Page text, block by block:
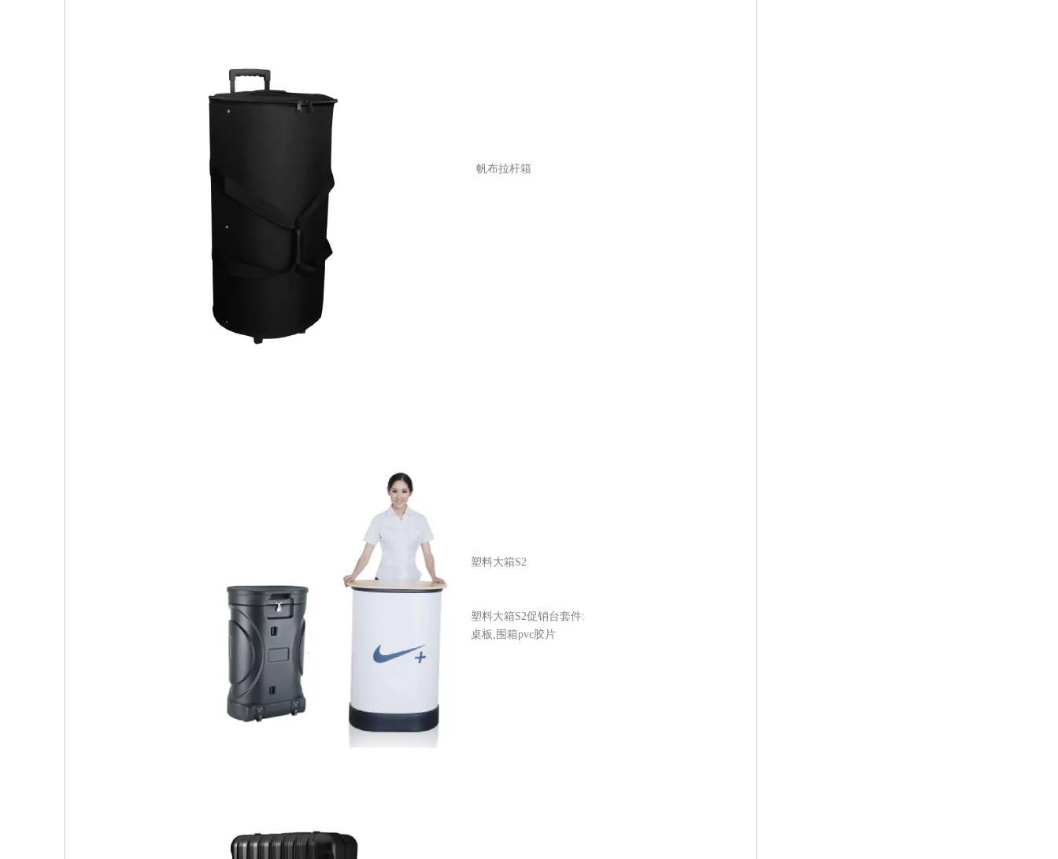
帆布拉杆箱
塑料大箱S2
塑料大箱S2促销台套件:
桌板,围箱pvc胶片